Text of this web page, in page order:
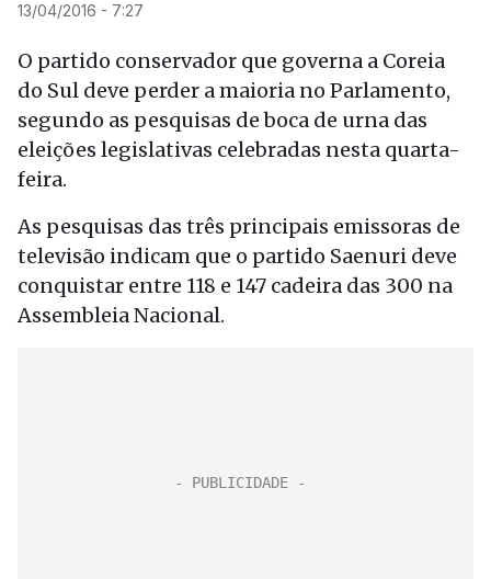
13/04/2016 - 7:27
O partido conservador que governa a Coreia
do Sul deve perder a maioria no Parlamento,
segundo as pesquisas de boca de urna das
eleições legislativas celebradas nesta quarta-
feira.
As pesquisas das três principais emissoras de
televisão indicam que o partido Saenuri deve
conquistar entre 118 e 147 cadeira das 300 na
Assembleia Nacional.